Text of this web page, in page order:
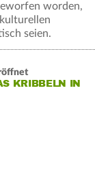
worden,
seien.
KRIBBELN IN